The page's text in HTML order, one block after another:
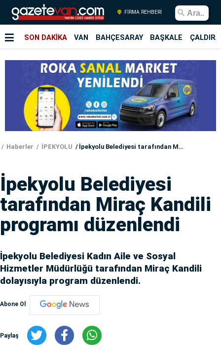
FİRMA REHBERİ
SON DAKİKA VAN BAHÇESARAY BAŞKALE
Haberler İPEKYOLU İpekyolu Belediyesi tarafından Miraç Kandili programı düzenlendi
İpekyolu Belediyesi
tarafından Miraç Kandili
programı düzenlendi
İpekyolu Belediyesi Kadın Aile ve Sosyal
Hizmetler Müdürlüğü tarafından Miraç Kandili
dolayısıyla program düzenlendi.
Abone Ol
Paylaş